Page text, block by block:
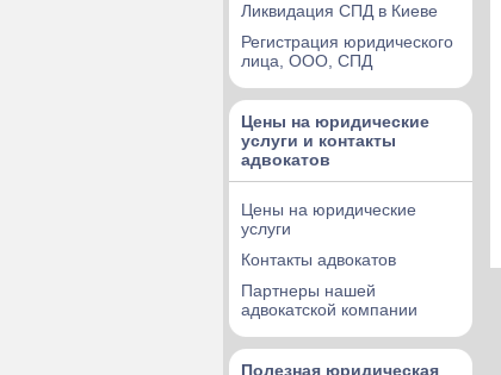
Ликвидация СПД в Киеве
Регистрация юридического
лица, ООО, СПД
Цены на юридические
услуги и контакты
адвокатов
Цены на юридические
услуги
Контакты адвокатов
Партнеры нашей
адвокатской компании
Полезная юридическая